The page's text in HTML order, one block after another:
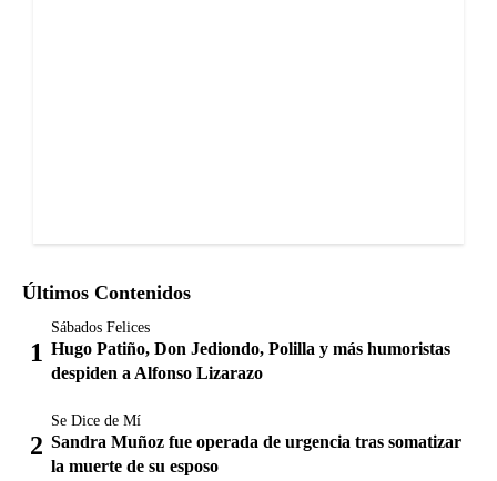
Últimos Contenidos
Sábados Felices
Hugo Patiño, Don Jediondo, Polilla y más humoristas
despiden a Alfonso Lizarazo
Se Dice de Mí
Sandra Muñoz fue operada de urgencia tras somatizar
la muerte de su esposo